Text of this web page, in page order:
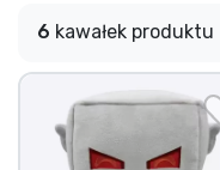
6 kawałek produktu
Outlet
Wysyłka i
Rzeczy seryjne